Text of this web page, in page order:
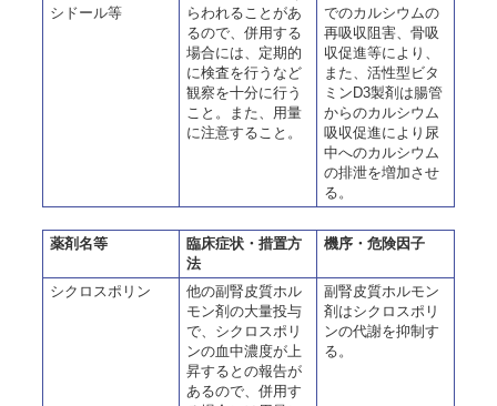
シドール等
らわれることがあ
るので、併用する
場合には、定期的
に検査を行うなど
観察を十分に行う
こと。また、用量
に注意すること。
でのカルシウムの
再吸収阻害、骨吸
収促進等により、
また、活性型ビタ
ミンD3製剤は腸管
からのカルシウム
吸収促進により尿
中へのカルシウム
の排泄を増加させ
る。
薬剤名等
臨床症状・措置方
法
機序・危険因子
シクロスポリン
他の副腎皮質ホル
モン剤の大量投与
で、シクロスポリ
ンの血中濃度が上
昇するとの報告が
あるので、併用す
副腎皮質ホルモン
剤はシクロスポリ
ンの代謝を抑制す
る。